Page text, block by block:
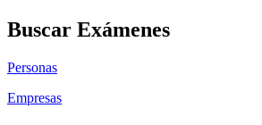
Buscar Exámenes
Personas
Empresas